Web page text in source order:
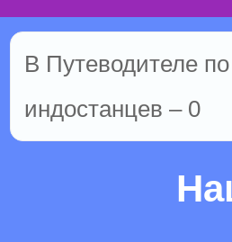
В Путеводителе
индостанцев – 0